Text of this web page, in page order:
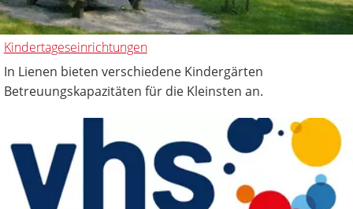
Kindertageseinrichtungen
In Lienen bieten verschiedene Kindergärten
Betreuungskapazitäten für die Kleinsten an.